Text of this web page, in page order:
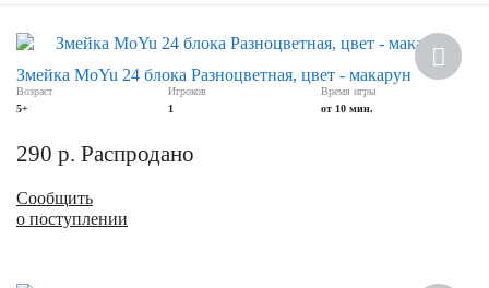
Змейка MoYu 24 блока Разноцветная, цвет - макарун
Возраст
5+
Игроков
1
Время игры
от 10 мин.
290 р. Распродано
Сообщить
о поступлении